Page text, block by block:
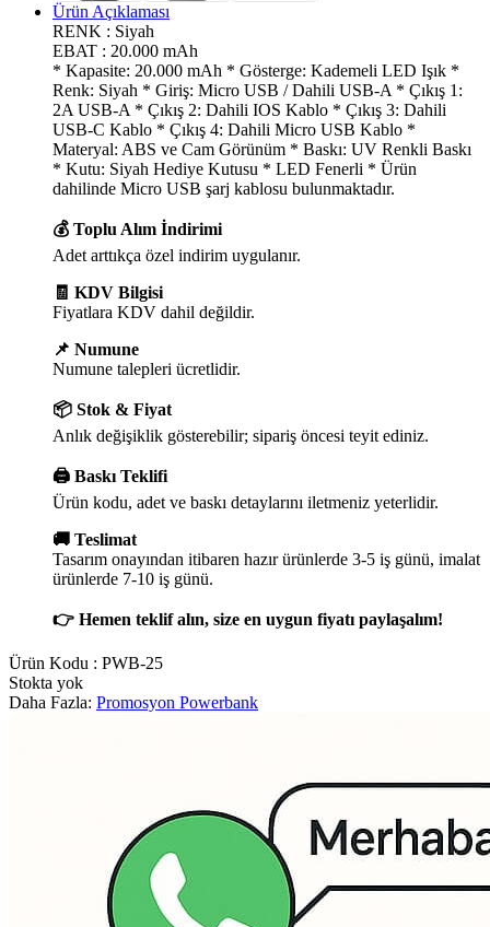
Ürün Açıklaması
RENK : Siyah
EBAT : 20.000 mAh
* Kapasite: 20.000 mAh * Gösterge: Kademeli LED Işık *
Renk: Siyah * Giriş: Micro USB / Dahili USB-A * Çıkış 1:
2A USB-A * Çıkış 2: Dahili IOS Kablo * Çıkış 3: Dahili
USB-C Kablo * Çıkış 4: Dahili Micro USB Kablo *
Materyal: ABS ve Cam Görünüm * Baskı: UV Renkli Baskı
* Kutu: Siyah Hediye Kutusu * LED Fenerli * Ürün
dahilinde Micro USB şarj kablosu bulunmaktadır.
💰 Toplu Alım İndirimi
Adet arttıkça özel indirim uygulanır.
🧾 KDV Bilgisi
Fiyatlara KDV dahil değildir.
📌 Numune
Numune talepleri ücretlidir.
📦 Stok & Fiyat
Anlık değişiklik gösterebilir; sipariş öncesi teyit ediniz.
🖨️ Baskı Teklifi
Ürün kodu, adet ve baskı detaylarını iletmeniz yeterlidir.
🚚 Teslimat
Tasarım onayından itibaren hazır ürünlerde 3-5 iş günü, imalat
ürünlerde 7-10 iş günü.
👉 Hemen teklif alın, size en uygun fiyatı paylaşalım!
Ürün Kodu : PWB-25
Stokta yok
Daha Fazla: Promosyon Powerbank